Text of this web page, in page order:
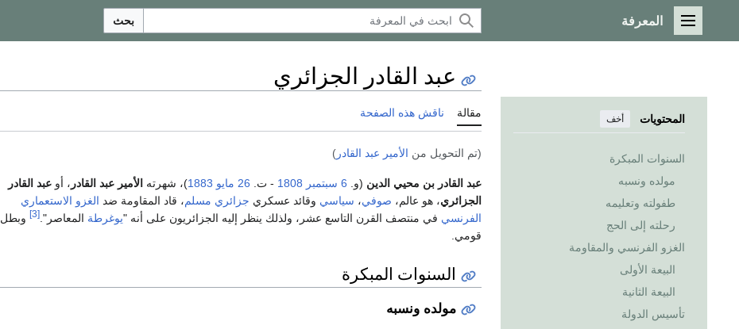
القائمة الرئيسية
المعرفة بحث
المحتويات أخف
السنوات المبكرة
مولده ونسبه
طفولته وتعليمه
رحلته إلى الحج
الغزو الفرنسي والمقاومة
البيعة الأولى
البيعة الثانية
تأسيس الدولة
عبد القادر الجزائري
مقالة ناقش هذه الصفحة
(تم التحويل من الأمير عبد القادر )
عبد القادر بن محيي الدين (و. 6 سبتمبر 1808 - ت. 26 مايو 1883)، شهرته الأمير عبد القادر ، أو عبد القادر
الجزائري، هو عالم، صوفي، سياسي وقائد عسكري جزائري مسلم، قاد المقاومة ضد الغزو الاستعماري
الفرنسي في منتصف القرن التاسع عشر، ولذلك ينظر إليه الجزائريون على أنه "يوغرطة المعاصر". [3]
وبطل
قومي.
السنوات المبكرة
مولده ونسبه